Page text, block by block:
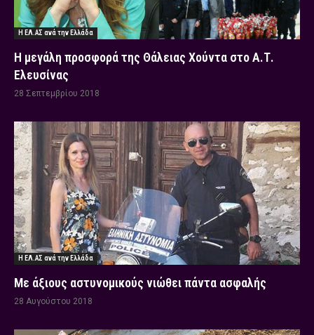
Η ΕΛ.ΑΣ ανά την Ελλάδα
Η μεγάλη προσφορά της Θάλειας Χούντα στο Α.Τ.
Ελευσίνας
28 Σεπτεμβρίου 2018
Η ΕΛ.ΑΣ ανά την Ελλάδα
Με άξιους αστυνομικούς νιώθει πάντα ασφαλής
28 Αυγούστου 2018